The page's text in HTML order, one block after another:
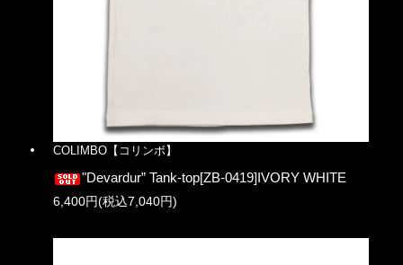
COLIMBO【コリンボ】
"Devardur” Tank-top[ZB-0419]IVORY WHITE
6,400円(税込7,040円)